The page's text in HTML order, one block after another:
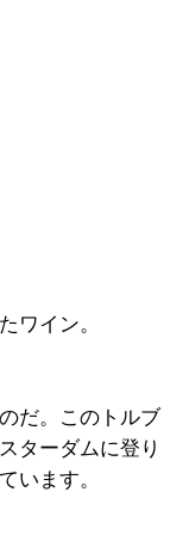
ワイン。
だ。このトルブ
ターダムに登り
います。